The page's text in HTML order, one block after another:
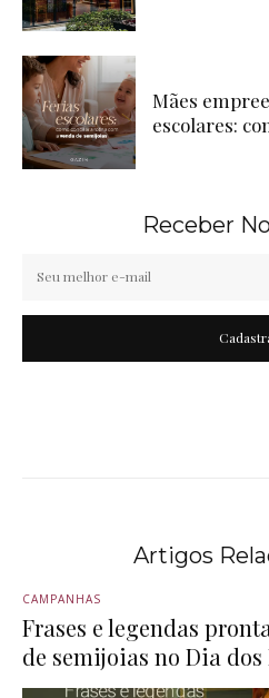
Mães
escolares:
Receber
Artigos
CAMPANHAS
Frases e legendas
de semijoias no Dia dos